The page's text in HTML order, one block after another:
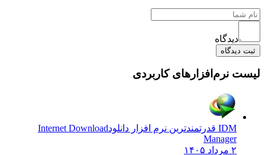
کاربردی
Internet Download